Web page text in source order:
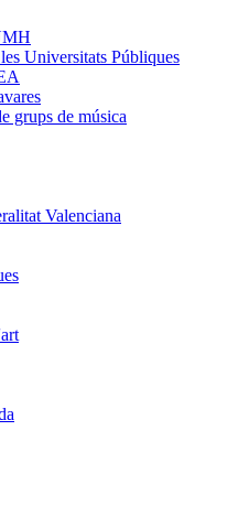
Universitats Públiques
grups de música
Valenciana